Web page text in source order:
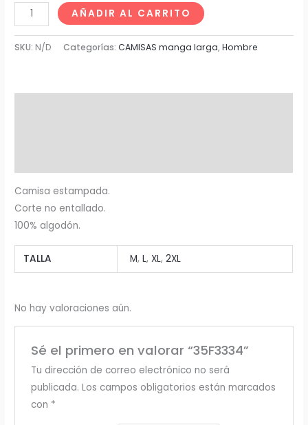
AÑADIR AL CARRITO
SKU: N/D Categorías:CAMISAS manga larga,Hombre
Camisa estampada.
Corte no entallado.
100% algodón.
TALLA M,L,XL,2XL
No hay valoraciones aún.
Sé el primero en valorar “35F3334”
Tu dirección de correo electrónico no será
publicada. Los campos obligatorios están marcados
con *